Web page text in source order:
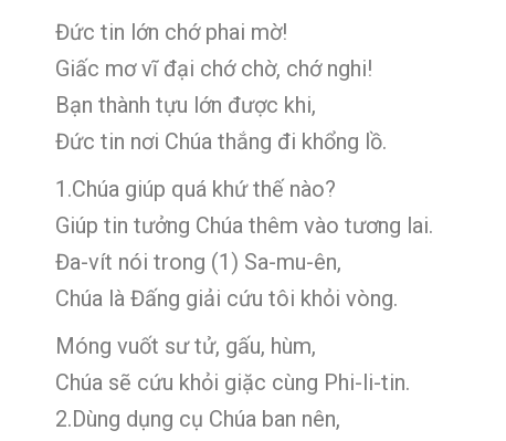
Đức tin lớn chớ phai mờ!
Giấc mơ vĩ đại chớ chờ, chớ nghi!
Bạn thành tựu lớn được khi,
Đức tin nơi Chúa thắng đi khổng lồ.
1.Chúa giúp quá khứ thế nào?
Giúp tin tưởng Chúa thêm vào tương lai.
Đa-vít nói trong (1) Sa-mu-ên,
Chúa là Đấng giải cứu tôi khỏi vòng.
Móng vuốt sư tử, gấu, hùm,
Chúa sẽ cứu khỏi giặc cùng Phi-li-tin.
2.Dùng dụng cụ Chúa ban nên,